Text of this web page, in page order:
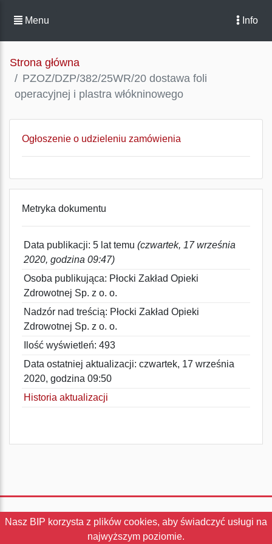
Menu Info
Strona główna
PZOZ/DZP/382/25WR/20 dostawa foli
operacyjnej i plastra włókninowego
Ogłoszenie o udzieleniu zamówienia
Metryka dokumentu
Data publikacji: 5 lat temu (czwartek, 17 września
2020, godzina 09:47)
Osoba publikująca: Płocki Zakład Opieki
Zdrowotnej Sp. z o. o.
Nadzór nad treścią: Płocki Zakład Opieki
Zdrowotnej Sp. z o. o.
Ilość wyświetleń: 493
Data ostatniej aktualizacji: czwartek, 17 września
2020, godzina 09:50
Historia aktualizacji
Instrukcja|Redakcja|Statystyki
Nasz BIP korzysta z plików cookies, aby świadczyć usługi na
najwyższym poziomie.